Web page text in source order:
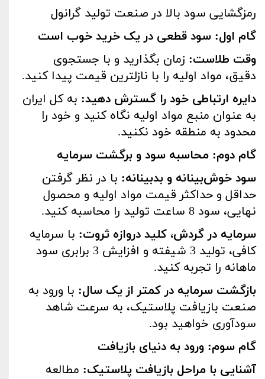
رمزگشایی سود بالا در صنعت تولید گرانول
گام اول: سود قطعی در یک خرید خوب است
وقت طلاست: زمان بگذارید و با جستجوی
دقیق، مواد اولیه را با نازلترین قیمت پیدا کنید.
دایره ارتباطی خود را گسترش دهید: به کل ایران
به عنوان منبع مواد اولیه نگاه کنید و خود را
محدود به منطقه خود نکنید.
گام دوم: محاسبه سود و برگشت سرمایه
سود خوش‌بینانه و بدبینانه: با در نظر گرفتن
حداقل و حداکثر قیمت مواد اولیه و محصول
نهایی، سود 8 ساعت تولید را محاسبه کنید
.
سرمایه در گردش، کلید دروازه ثروت: با سرمایه
کافی، تولید 3 شیفته و افزایش 3 برابری سود
ماهانه را تجربه کنید.
بازگشت سرمایه در کمتر از یک سال: با ورود به
صنعت بازیافت پلاستیک، به سرعت شاهد
سودآوری خواهید بود.
گام سوم: ورود به دنیای بازیافت
آشنایی با مراحل بازیافت پلاستیک: مطالعه